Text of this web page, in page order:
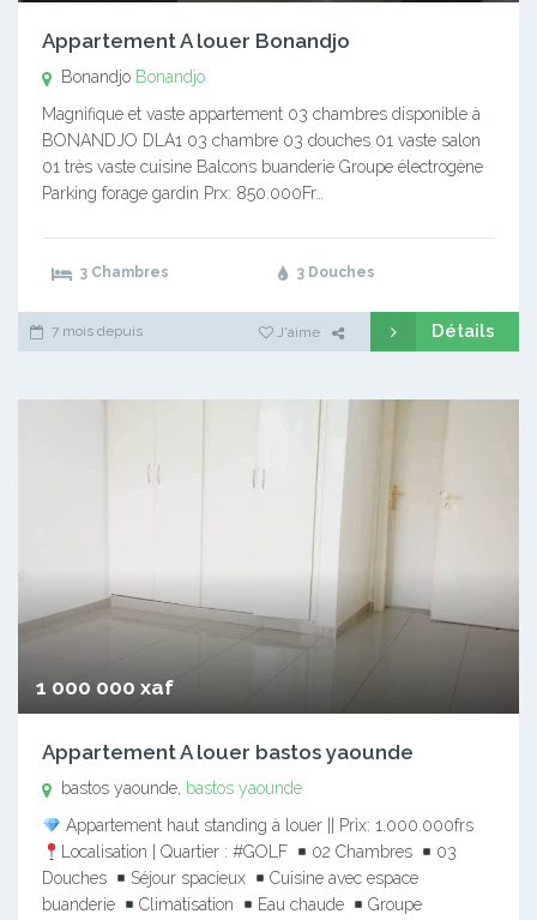
Appartement A louer Bonandjo
Bonandjo Bonandjo
Magnifique et vaste appartement 03 chambres disponible à
BONANDJO DLA1 03 chambre 03 douches 01 vaste salon
01 très vaste cuisine Balcons buanderie Groupe électrogène
Parking forage gardin Prx: 850.000Fr…
3 Chambres 3 Douches
7 mois depuis J'aime Détails
1 000 000 xaf
Appartement A louer bastos yaounde
bastos yaounde, bastos yaounde
Appartement haut standing à louer || Prix: 1.000.000frs
Localisation | Quartier : #GOLF
02 Chambres
03
Douches
Séjour spacieux
Cuisine avec espace
buanderie
Climatisation Eau chaude
Groupe